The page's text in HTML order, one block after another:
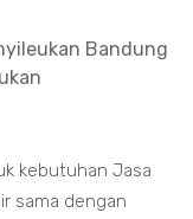
Bandung
kebutuhan Jasa
sama dengan